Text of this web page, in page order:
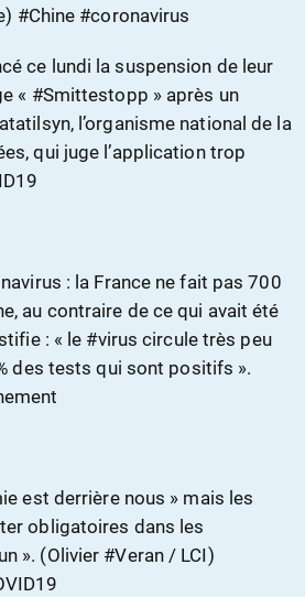
#Chine #coronavirus
ce lundi la suspension de leur
« #Smittestopp » après un
l’organisme national de la
qui juge l’application trop
: la France ne fait pas 700
au contraire de ce qui avait été
: « le #virus circule très peu
des tests qui sont positifs ».
est derrière nous » mais les
obligatoires dans les
». (Olivier #Veran / LCI)